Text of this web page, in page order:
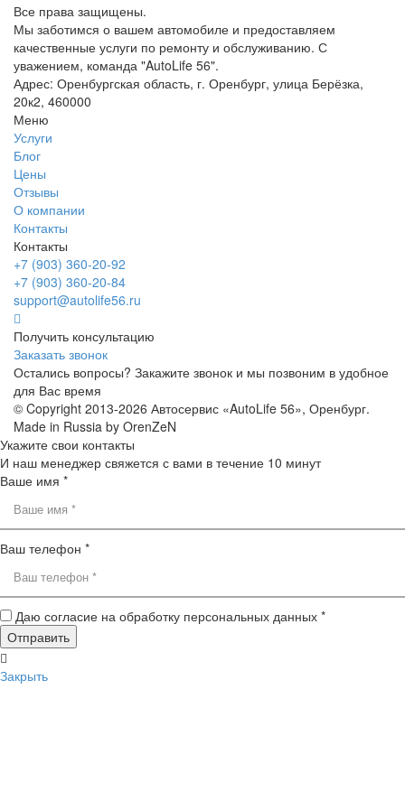
Все права защищены.
Мы заботимся о вашем автомобиле и предоставляем
качественные услуги по ремонту и обслуживанию. С
уважением, команда "AutoLife 56".
Адрес: Оренбургская область, г. Оренбург, улица Берёзка,
20к2, 460000
Меню
Услуги
Блог
Цены
Отзывы
О компании
Контакты
Контакты
+7 (903) 360-20-92
+7 (903) 360-20-84
support@autolife56.ru
Получить консультацию
Заказать звонок
Остались вопросы? Закажите звонок и мы позвоним в удобное
для Вас время
© Copyright 2013-2026 Автосервис «AutoLife 56», Оренбург.
Made in Russia by OrenZeN
Укажите свои контакты
И наш менеджер свяжется с вами в течение 10 минут
Ваше имя *
Ваш телефон *
Даю согласие на обработку персональных данных *
Закрыть